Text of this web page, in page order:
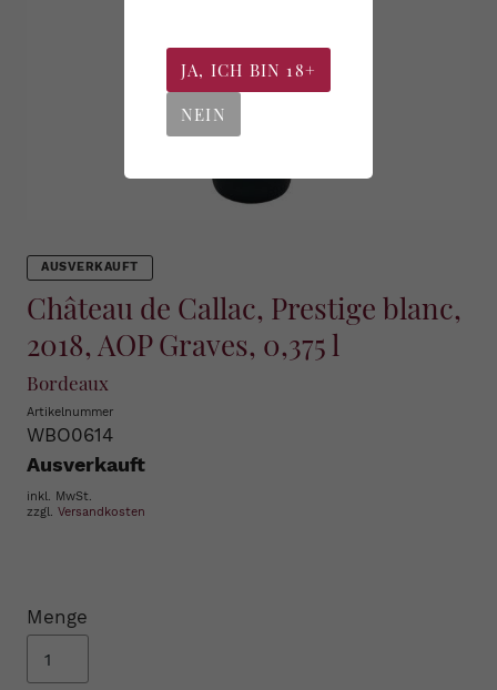
JA, ICH BIN 18+
NEIN
AUSVERKAUFT
Château de Callac, Prestige blanc,
2018, AOP Graves, 0,375 l
Bordeaux
Artikelnummer
WBO0614
Ausverkauft
inkl. MwSt.
zzgl. Versandkosten
Menge